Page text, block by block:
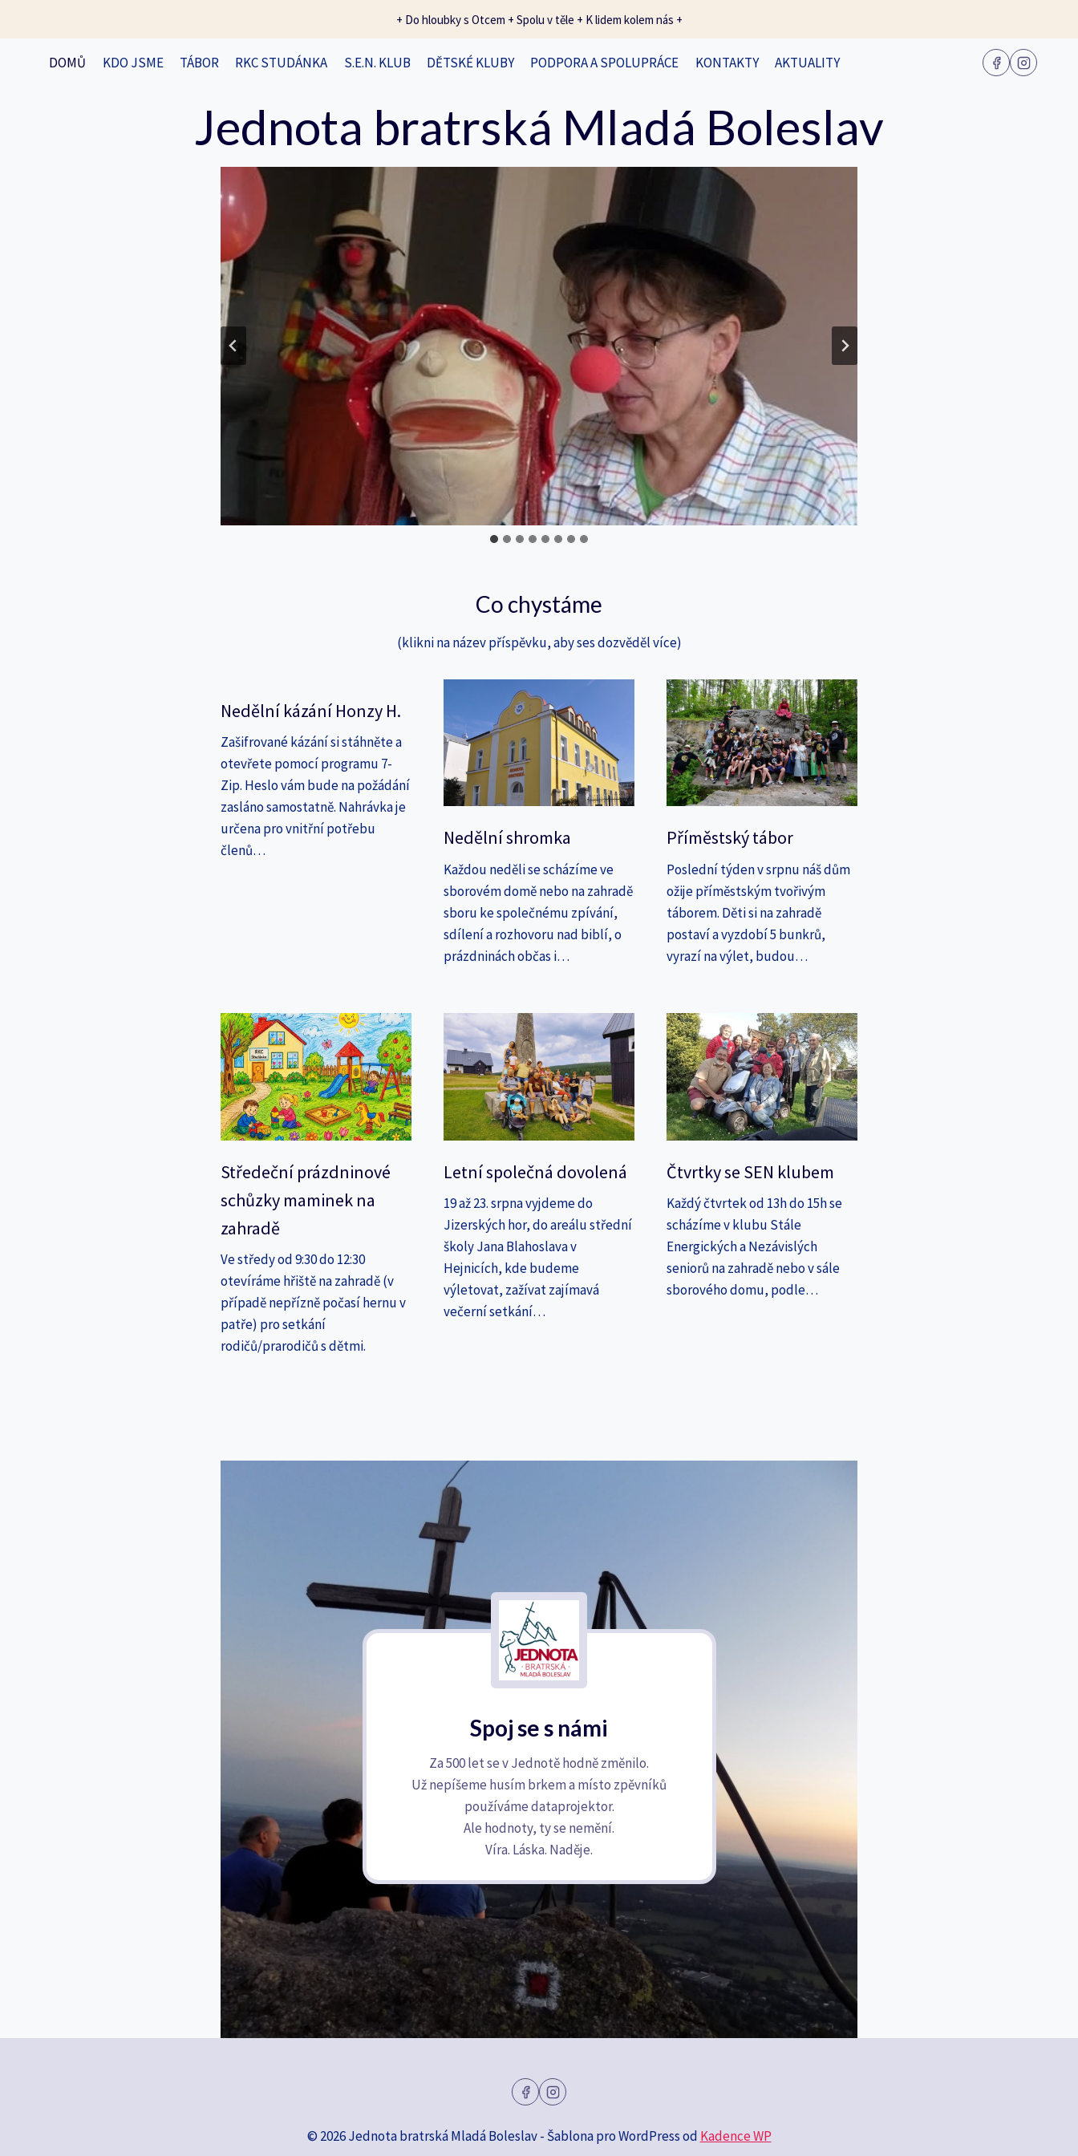
+ Do hloubky s Otcem + Spolu v těle + K lidem kolem nás +
DOMŮ KDO JSME TÁBOR RKC STUDÁNKA S.E.N. KLUB DĚTSKÉ KLUBY PODPORA A SPOLUPRÁCE KONTAKTY AKTUALITY
Jednota bratrská Mladá Boleslav
Co chystáme
(klikni na název příspěvku, aby ses dozvěděl více)
Nedělní kázání Honzy H.
Zašifrované kázání si stáhněte a
otevřete pomocí programu 7-
Zip. Heslo vám bude na požádání
zasláno samostatně. Nahrávka je
určena pro vnitřní potřebu
členů…
Nedělní shromka
Každou neděli se scházíme ve
sborovém domě nebo na zahradě
sboru ke společnému zpívání,
sdílení a rozhovoru nad biblí, o
prázdninách občas i…
Příměstský tábor
Poslední týden v srpnu náš dům
ožije příměstským tvořivým
táborem. Děti si na zahradě
postaví a vyzdobí 5 bunkrů,
vyrazí na výlet, budou…
Středeční prázdninové
schůzky maminek na
zahradě
Ve středy od 9:30 do 12:30
otevíráme hřiště na zahradě (v
případě nepřízně počasí hernu v
patře) pro setkání
rodičů/prarodičů s dětmi.
Letní společná dovolená
19 až 23. srpna vyjdeme do
Jizerských hor, do areálu střední
školy Jana Blahoslava v
Hejnicích, kde budeme
výletovat, zažívat zajímavá
večerní setkání…
Čtvrtky se SEN klubem
Každý čtvrtek od 13h do 15h se
scházíme v klubu Stále
Energických a Nezávislých
seniorů na zahradě nebo v sále
sborového domu, podle…
Spoj se s námi
Za 500 let se v Jednotě hodně změnilo.
Už nepíšeme husím brkem a místo zpěvníků
používáme dataprojektor.
Ale hodnoty, ty se nemění.
Víra. Láska. Naděje.
© 2026 Jednota bratrská Mladá Boleslav - Šablona pro WordPress od Kadence WP